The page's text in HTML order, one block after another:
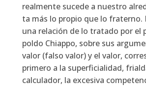
real­men­te suce­de a nues­tro
ta más lo pro­pio que lo fra­terno.
una rela­ción de lo tra­ta­do por el
pol­do Chiap­po, sobre sus
va­lor (fal­so valor) y el valor,
pri­me­ro a la super­fi­cia­li­dad,
cal­cu­la­dor, la exce­si­va